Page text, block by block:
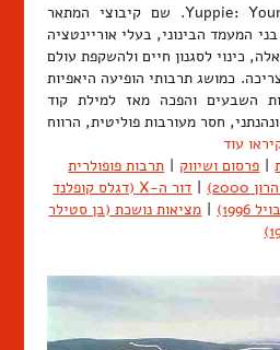
Yuppie: Young Urban Professional. שם קיבוצי המתאר
המעמד הבינוני, בעלי אוריינטציה
כינוי לסגנון חיים ולהשקפת עולם
כמושג תרבותי הופיעה היאפיות
השבעים והפכה מאז למילת קוד
חסר מעורבות פוליטית, הרווח
עוד
| פרסום ושיווק | תרבות פופולרית
|
דור ה-X (דגלס קופלנד
| מציאות נושכת (בן סטילר